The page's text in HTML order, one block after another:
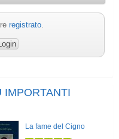
registrato.
IMPORTANTI
La fame del Cigno